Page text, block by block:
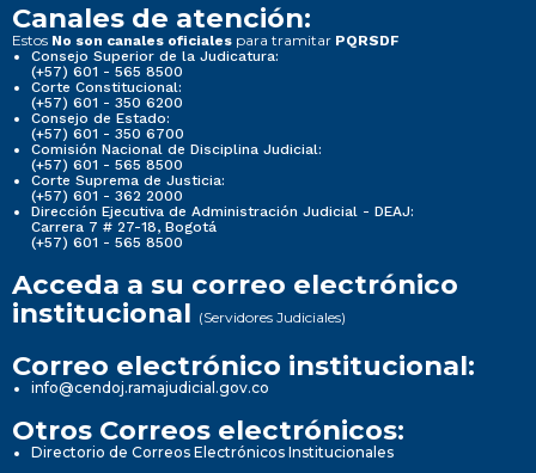
Canales de atención:
Estos No son canales oficiales para tramitar PQRSDF
Consejo Superior de la Judicatura:
(+57) 601 - 565 8500
Corte Constitucional:
(+57) 601 - 350 6200
Consejo de Estado:
(+57) 601 - 350 6700
Comisión Nacional de Disciplina Judicial:
(+57) 601 - 565 8500
Corte Suprema de Justicia:
(+57) 601 - 362 2000
Dirección Ejecutiva de Administración Judicial - DEAJ:
Carrera 7 # 27-18, Bogotá
(+57) 601 - 565 8500
Acceda a su correo electrónico
institucional (Servidores Judiciales)
Correo electrónico institucional:
info@cendoj.ramajudicial.gov.co
Otros Correos electrónicos:
Directorio de Correos Electrónicos Institucionales